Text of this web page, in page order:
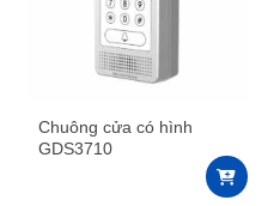
Chuông cửa có hình
GDS3710